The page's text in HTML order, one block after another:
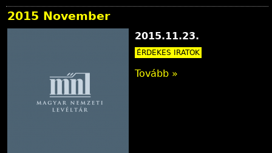
2015 November
2015.11.23.
ÉRDEKES IRATOK
Tovább »